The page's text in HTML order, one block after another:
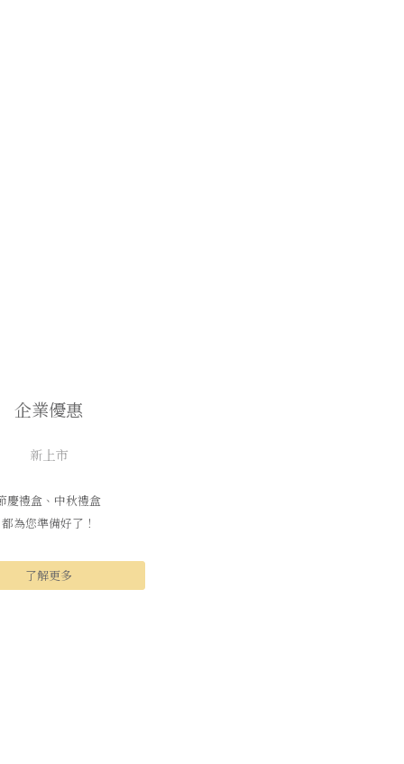
企業優惠
新上市
慶禮盒、中秋禮盒
都為您準備好了！
了解更多